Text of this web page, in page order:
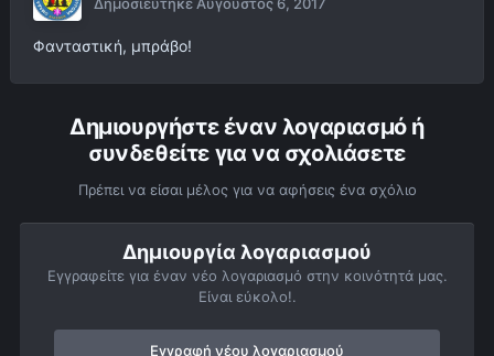
ΔημοσιεύτηκεΑύγουστος 6, 2017
Φανταστική, μπράβο!
Δημιουργήστε έναν λογαριασμό ή
συνδεθείτε για να σχολιάσετε
Πρέπει να είσαι μέλος για να αφήσεις ένα σχόλιο
Δημιουργία λογαριασμού
Εγγραφείτε για έναν νέο λογαριασμό στην κοινότητά μας.
Είναι εύκολο!.
Εγγραφή νέου λογαριασμού